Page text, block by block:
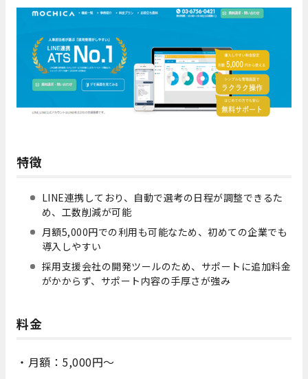
特徴
LINE連携しており、自動で選考の日程が調整できるた
め、工数削減が可能
月額5,000円での利用も可能なため、初めての企業でも
導入しやすい
採用支援会社の開発ツールのため、サポートに追加料金
がかからず、サポート内容の手厚さが強み
料金
・月額：5,000円～